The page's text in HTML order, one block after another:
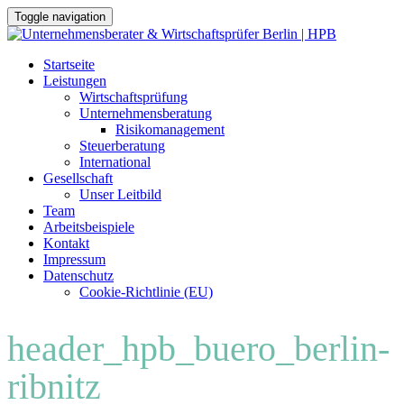
Toggle navigation
Skip
Startseite
Leistungen
Wirtschaftsprüfung
Unternehmensberatung
Risikomanagement
Steuerberatung
International
Gesellschaft
Unser Leitbild
Team
Arbeitsbeispiele
Kontakt
Impressum
Datenschutz
Cookie-Richtlinie (EU)
header_hpb_buero_berlin-
ribnitz